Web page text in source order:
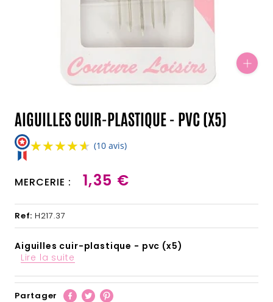
AIGUILLES CUIR-PLASTIQUE - PVC (X5)
★★★★★
★★★★★ (10 avis)
MERCERIE : 1,35 €
Ref: H217.37
Aiguilles cuir-plastique - pvc (x5)
Lire la suite
Partager